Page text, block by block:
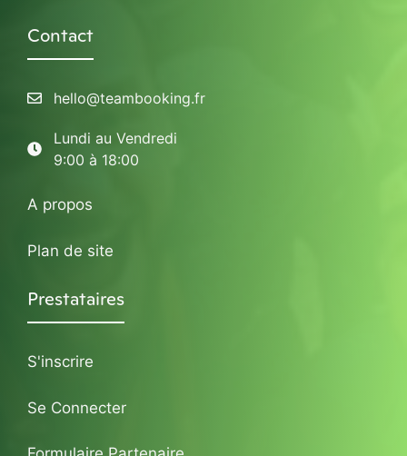
Contact
hello@teambooking.fr
Lundi au Vendredi
9:00 à 18:00
A propos
Plan de site
Prestataires
S'inscrire
Se Connecter